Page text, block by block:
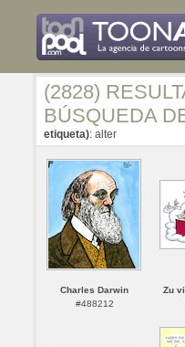
(2828)
BÚSQUEDA
etiqueta): alter
Charles Darwin
#488212
Zu